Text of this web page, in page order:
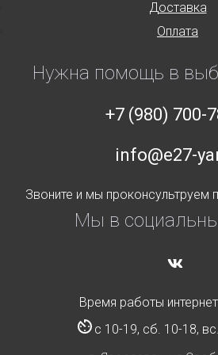
Доставка
Оплата
Нужна помощь в
+7 (980) 700-
info@e27-
Звоните и мы
Мы в
Время работы
с 10-19, сб. 10-18,